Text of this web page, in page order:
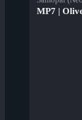
MP7 |